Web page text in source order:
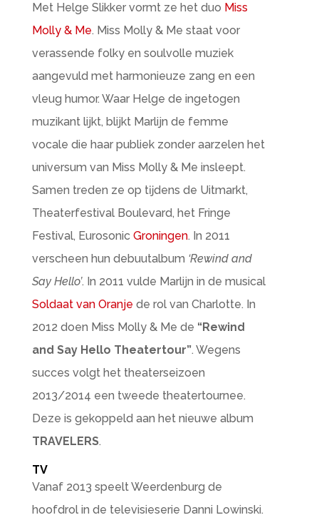
Met Helge Slikker vormt ze het duo Miss
Molly & Me. Miss Molly & Me staat voor
verassende folky en soulvolle muziek
aangevuld met harmonieuze zang en een
vleug humor. Waar Helge de ingetogen
muzikant lijkt, blijkt Marlijn de femme
vocale die haar publiek zonder aarzelen het
universum van Miss Molly & Me insleept.
Samen treden ze op tĳdens de Uitmarkt,
Theaterfestival Boulevard, het Fringe
Festival, Eurosonic Groningen. In 2011
verscheen hun debuutalbum ‘Rewind and
Say Hello’. In 2011 vulde Marlijn in de musical
Soldaat van Oranje de rol van Charlotte. In
2012 doen Miss Molly & Me de “Rewind
and Say Hello Theatertour”. Wegens
succes volgt het theaterseizoen
2013/2014 een tweede theatertournee.
Deze is gekoppeld aan het nieuwe album
TRAVELERS.
TV
Vanaf 2013 speelt Weerdenburg de
hoofdrol in de televisieserie Danni Lowinski.